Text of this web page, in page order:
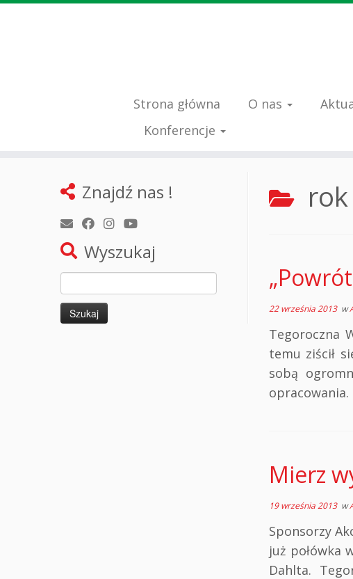
Strona główna O nas
Konferencje
Znajdź nas !
Wyszukaj
Szukaj:
22 września 2013w
Tegoroczna
temu ziścił
sobą
opracowania.
Mierz
19 września 2013w
już połówka
Dahlta.